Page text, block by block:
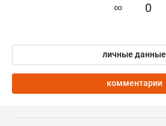
∞ 0
личные данные
комментарии